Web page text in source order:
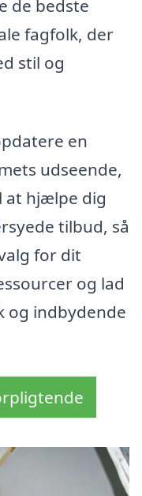
de bedste
fagfolk, der
stil og
en
udseende,
at hjælpe dig
tilbud, så
for dit
og lad
og indbydende